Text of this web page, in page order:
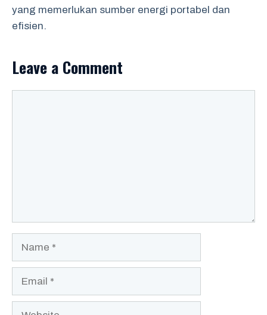
yang memerlukan sumber energi portabel dan
efisien.
Leave a Comment
Website